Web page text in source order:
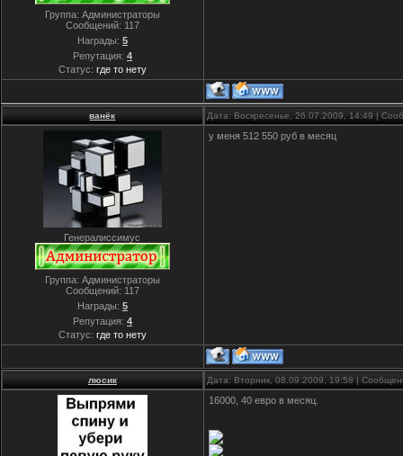
Группа: Администраторы
Сообщений: 117
Награды: 5
Репутация: 4
Статус: где то нету
ванёк Дата: Воскресенье, 26.07.2009, 14:49 |
Генералиссимус
Группа: Администраторы
Сообщений: 117
Награды: 5
Репутация: 4
Статус: где то нету
у меня 512 550 руб в месяц
люсик Дата: Вторник, 08.09.2009, 19:58 |
16000, 40 евро в месяц.